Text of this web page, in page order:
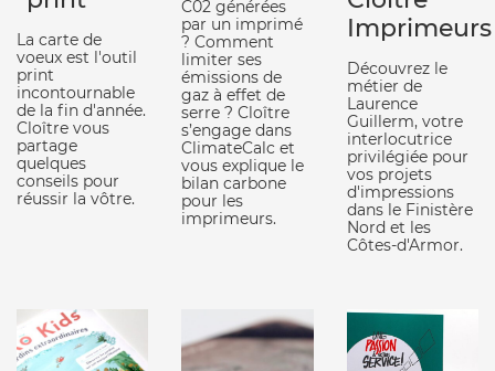
La carte de
voeux est l'outil
print
incontournable
de la fin d'année.
Cloître vous
partage
quelques
conseils pour
réussir la vôtre.
C02 générées
par un imprimé
? Comment
limiter ses
émissions de
gaz à effet de
serre ? Cloître
s’engage dans
ClimateCalc et
vous explique le
bilan carbone
pour les
imprimeurs.
Imprimeurs
Découvrez le
métier de
Laurence
Guillerm, votre
interlocutrice
privilégiée pour
vos projets
d'impressions
dans le Finistère
Nord et les
Côtes-d'Armor.